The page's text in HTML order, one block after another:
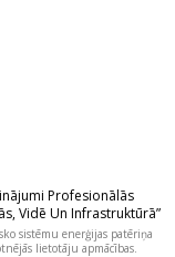
Profesionālās
Vidē Un Infrastruktūrā”
sistēmu enerģijas patēriņa
lietotāju apmācības.